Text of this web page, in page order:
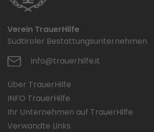
Verein TrauerHilfe
Südtiroler Bestattungsunternehmen
info@trauerhilfe.it
Über TrauerHilfe
INFO TrauerHilfe
Ihr Unternehmen auf TrauerHilfe
Verwandte Links